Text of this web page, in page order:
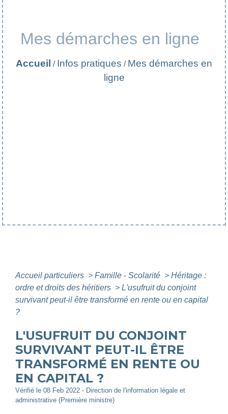
Mes démarches en ligne
Accueil / Infos pratiques / Mes démarches en
ligne
Accueil particuliers > Famille - Scolarité > Héritage :
ordre et droits des héritiers > L'usufruit du conjoint
survivant peut-il être transformé en rente ou en capital
?
L'USUFRUIT DU CONJOINT
SURVIVANT PEUT-IL ÊTRE
TRANSFORMÉ EN RENTE OU
EN CAPITAL ?
Vérifié le 08 Feb 2022 - Direction de l'information légale et
administrative (Première ministre)